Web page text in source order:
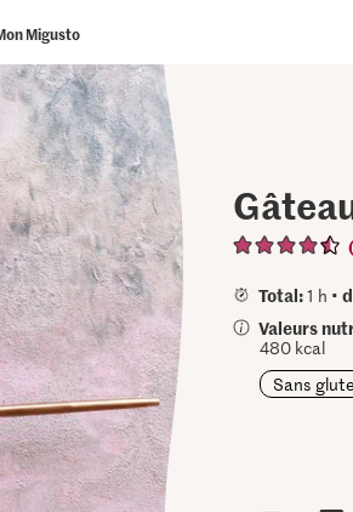
Migusto
Total:1 h •
Valeurs
480 kcal
Sans